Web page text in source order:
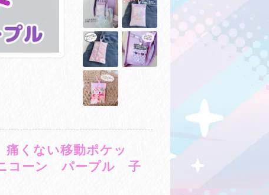
くない移動ポケッ
コーン パープル 子